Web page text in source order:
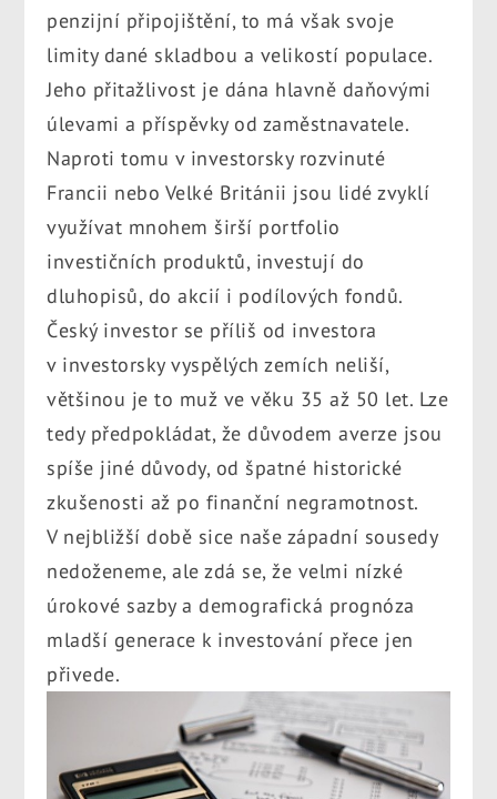
penzijní připojištění, to má však svoje
limity dané skladbou a velikostí populace.
Jeho přitažlivost je dána hlavně daňovými
úlevami a příspěvky od zaměstnavatele.
Naproti tomu v investorsky rozvinuté
Francii nebo Velké Británii jsou lidé zvyklí
využívat mnohem širší portfolio
investičních produktů, investují do
dluhopisů, do akcií i podílových fondů.
Český investor se příliš od investora
v investorsky vyspělých zemích neliší,
většinou je to muž ve věku 35 až 50 let. Lze
tedy předpokládat, že důvodem averze jsou
spíše jiné důvody, od špatné historické
zkušenosti až po finanční negramotnost.
V nejbližší době sice naše západní sousedy
nedoženeme, ale zdá se, že velmi nízké
úrokové sazby a demografická prognóza
mladší generace k investování přece jen
přivede.